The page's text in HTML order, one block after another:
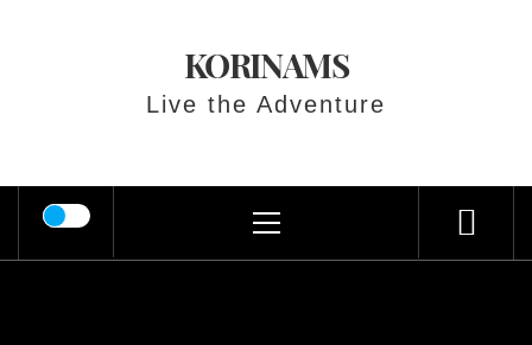
KORINAMS
Live the Adventure
Menu